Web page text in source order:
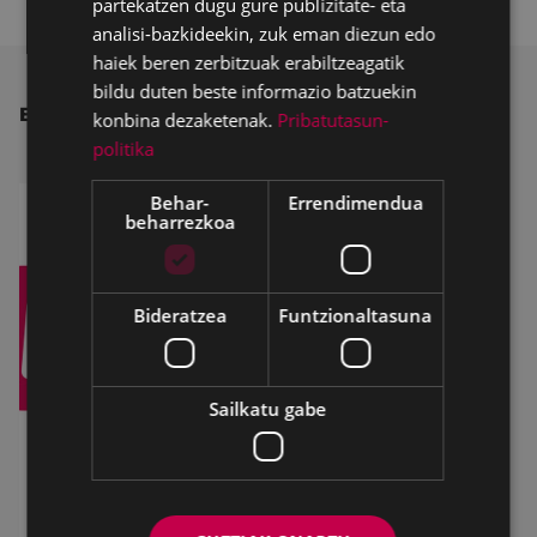
BESTE ALBISTE BATZUK
partekatzen dugu gure publizitate- eta
analisi-bazkideekin, zuk eman diezun edo
haiek beren zerbitzuak erabiltzeagatik
bildu duten beste informazio batzuekin
konbina dezaketenak. Pribatutasun-
politika
Behar-
beharrezkoa
Errendimendua
Bideratzea Funtzionaltasuna
Sailkatu gabe